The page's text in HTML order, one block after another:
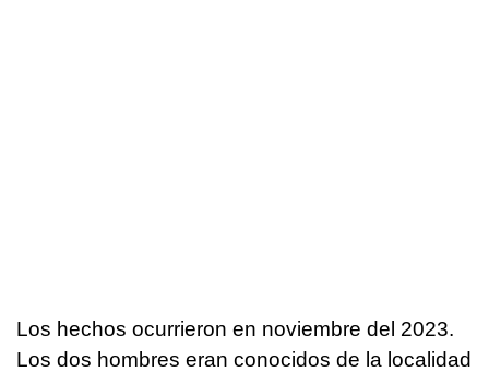
Los hechos ocurrieron en noviembre del 2023.
Los dos hombres eran conocidos de la localidad